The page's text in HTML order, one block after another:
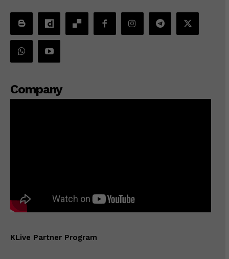
Company
KLive Partner Program